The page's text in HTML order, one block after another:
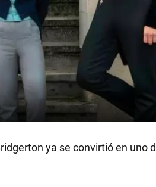
ya se convirtió en uno